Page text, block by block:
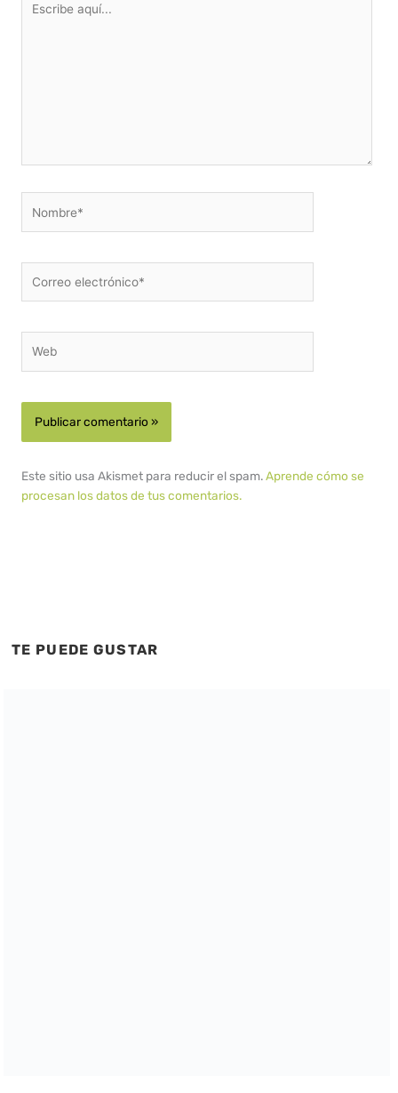
aquí...
electrónico*
Este sitio usa Akismet para reducir el spam.Aprende cómo se
procesan los datos de tus comentarios.
TE PUEDE GUSTAR